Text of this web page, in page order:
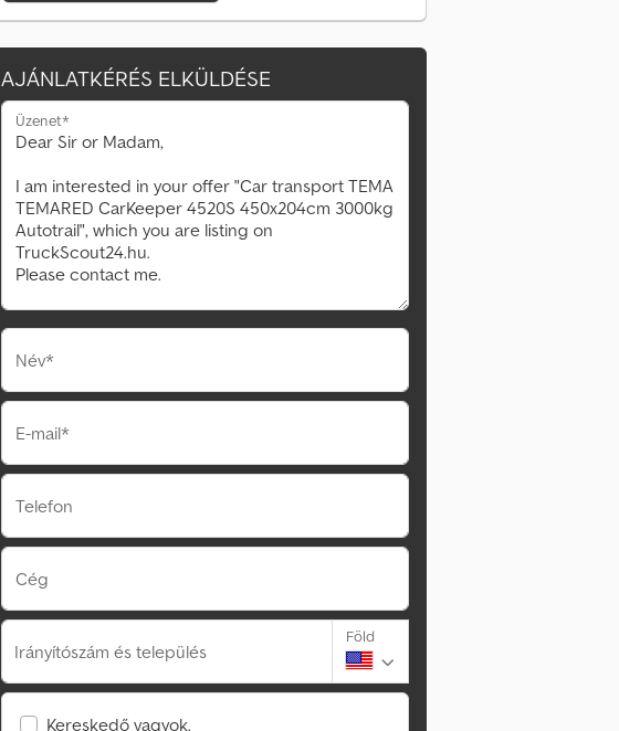
AJÁNLATKÉRÉS ELKÜLDÉSE
Üzenet*
Név*
E-mail*
Telefon
Cég
Irányítószám és település
Föld
Kereskedő vagyok.